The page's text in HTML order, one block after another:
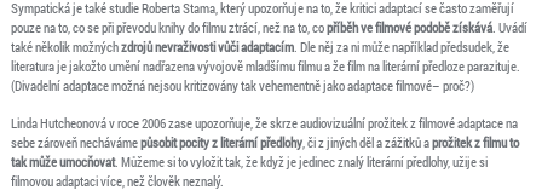
Sympatická je také studie Roberta Stama, který upozorňuje na to, že kritici adaptací se často zaměřují
pouze na to, co se při převodu knihy do filmu ztrácí, než na to, copříběh ve filmové podobě získává. Uvádí
také několik možnýchzdrojů nevraživosti vůči adaptacím. Dle něj za ni může například předsudek, že
literatura je jakožto umění nadřazena vývojově mladšímu filmu a že film na literární předloze parazituje.
(Divadelní adaptace možná nejsou kritizovány tak vehementně jako adaptace filmové– proč?)
Linda Hutcheonová v roce 2006 zase upozorňuje, že skrze audiovizuální prožitek z filmové adaptace na
sebe zároveň nechávámepůsobit pocity z literární předlohy, či z jiných děl a zážitků aprožitek z filmu to
tak může umocňovat. Můžeme si to vyložit tak, že když je jedinec znalý literární předlohy, užije si
filmovou adaptaci více, než člověk neznalý.